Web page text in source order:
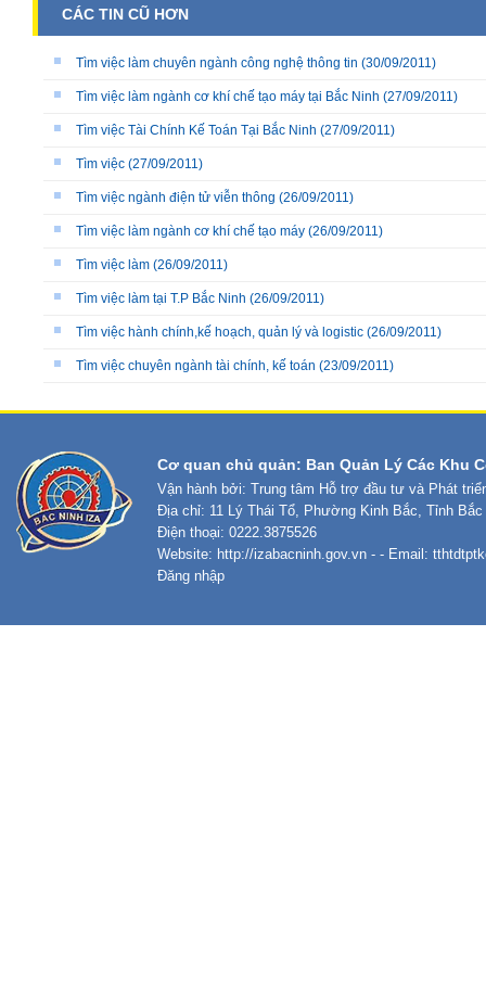
CÁC TIN CŨ HƠN
Tìm việc làm chuyên ngành công nghệ thông tin (30/09/2011)
Tìm việc làm ngành cơ khí chế tạo máy tại Bắc Ninh (27/09/2011)
Tìm việc Tài Chính Kế Toán Tại Bắc Ninh (27/09/2011)
Tìm việc (27/09/2011)
Tìm việc ngành điện tử viễn thông (26/09/2011)
Tìm việc làm ngành cơ khí chế tạo máy (26/09/2011)
Tìm việc làm (26/09/2011)
Tìm việc làm tại T.P Bắc Ninh (26/09/2011)
Tìm việc hành chính,kế hoạch, quản lý và logistic (26/09/2011)
Tìm việc chuyên ngành tài chính, kế toán (23/09/2011)
Cơ quan chủ quản: Ban Quản Lý Các Khu
Vận hành bởi: Trung tâm Hỗ trợ đầu tư và Phát
Địa chỉ: 11 Lý Thái Tổ, Phường Kinh Bắc, Tỉnh Bắc
Điện thoại: 0222.3875526
Website: http://izabacninh.gov.vn - - Email:
Đăng nhập